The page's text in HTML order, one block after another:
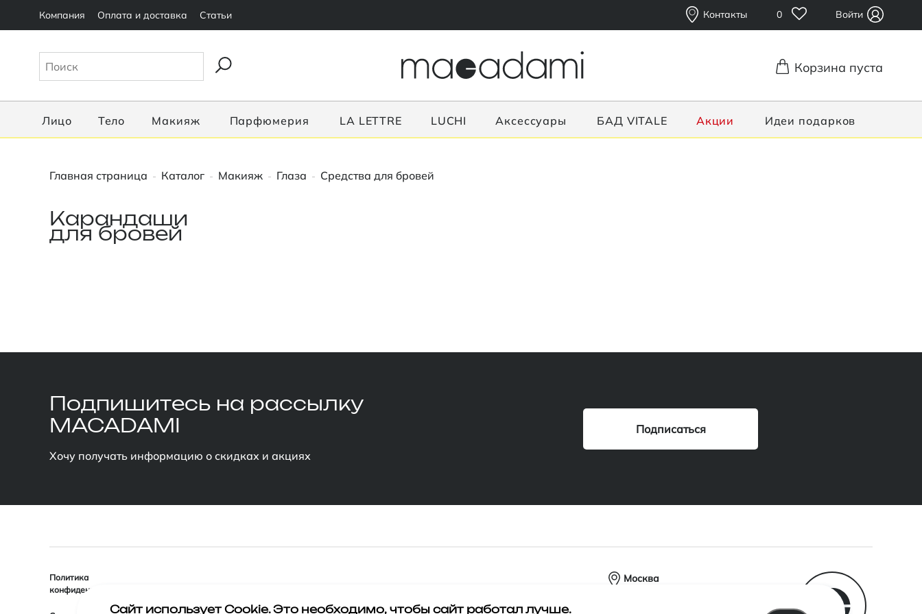
Компания Оплата и доставка Статьи Контакты 0 Войти
Корзина пуста
Лицо Тело Макияж Парфюмерия LA LETTRE LUCHI Аксессуары БАД VITALE Акции Идеи подарков
Главная страница - Каталог - Макияж - Глаза - Средства для бровей
Карандаши
для бровей
Подпишитесь на рассылку
MACADAMI
Хочу получать информацию о скидках и акциях
Политика
конфиденциальности
Москва
Сайт использует Cookie. Это необходимо, чтобы сайт работал лучше.